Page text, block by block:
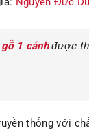
1 cánhđược
thống với